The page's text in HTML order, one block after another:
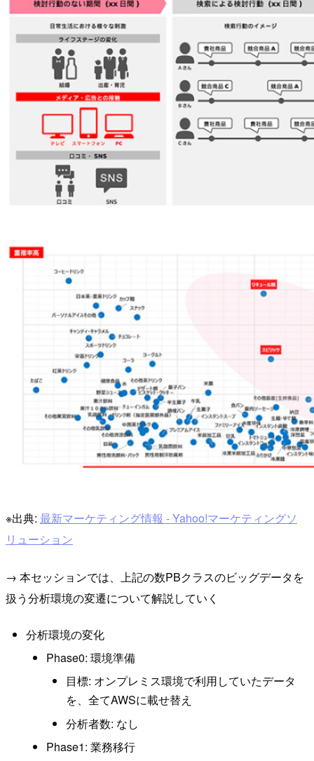
※出典: 最新マーケティング情報 - Yahoo!マーケティングソ
リューション
→ 本セッションでは、上記の数PBクラスのビッグデータを
扱う分析環境の変遷について解説していく
分析環境の変化
Phase0: 環境準備
目標: オンプレミス環境で利用していたデータ
を、全てAWSに載せ替え
分析者数: なし
Phase1: 業務移行